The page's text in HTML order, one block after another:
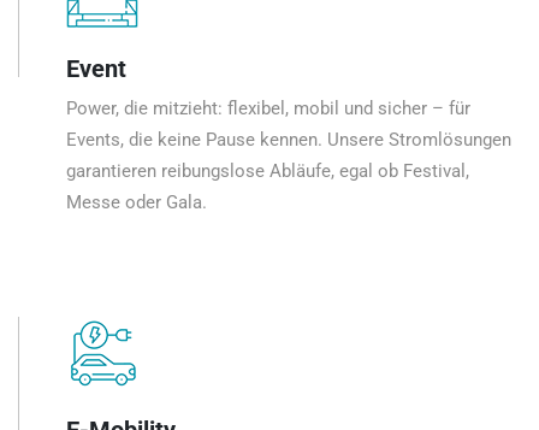
Event
Power, die mitzieht: flexibel, mobil und sicher – für
Events, die keine Pause kennen. Unsere Stromlösungen
garantieren reibungslose Abläufe, egal ob Festival,
Messe oder Gala.